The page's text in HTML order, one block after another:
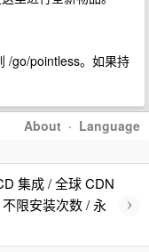
/go/pointless。如果持
About · Language
集成 / 全球 CDN
限安装次数 / 永
›